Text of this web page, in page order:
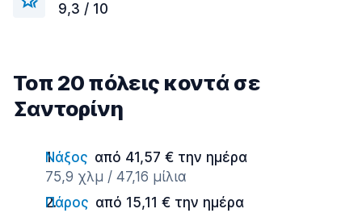
9,3 / 10
Τοπ 20 πόλεις κοντά σε
Σαντορίνη
Νάξος από 41,57 € την ημέρα
75,9 χλμ / 47,16 μίλια
Πάρος από 15,11 € την ημέρα